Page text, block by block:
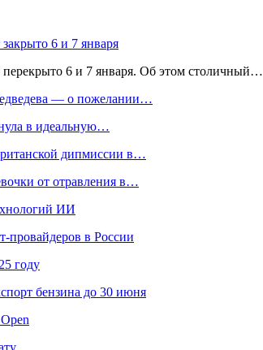
6 и 7 января
6 и 7 января. Об этом столичный…
— о пожелании…
в идеальную…
дипмиссии в…
от отравления в…
ИИ
провайдеров в России
году
бензина до 30 июня